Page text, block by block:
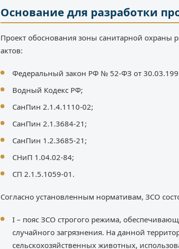
Основание для разработки
Проект обоснования зоны санитарной охраны
актов:
Федеральный закон РФ № 52-ФЗ от
Водный Кодекс РФ;
СанПин 2.1.4.1110-02;
СанПин 2.1.3684-21;
СанПин 1.2.3685-21;
СНиП 1.04.02-84;
СП 2.1.5.1059-01.
Согласно установленным нормативам, ЗСО
I – пояс ЗСО строгого режима,
случайного загрязнения. На данной
сельскохозяйственных животных,